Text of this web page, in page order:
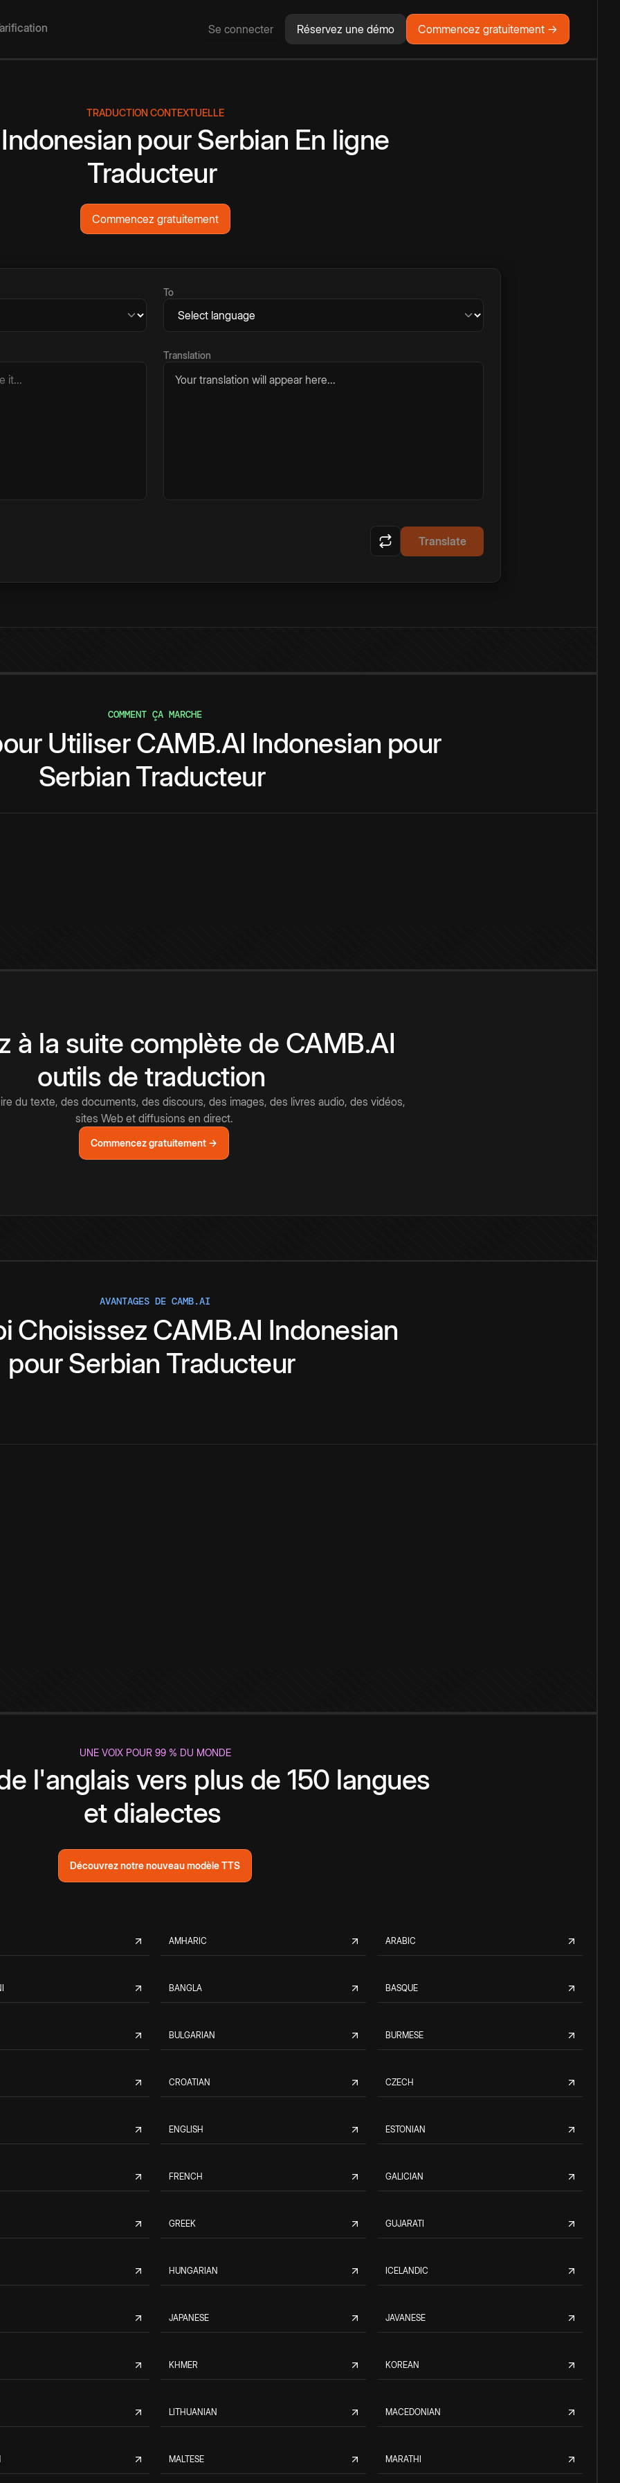
Se connecter Réservez une démo Commencez gratuitement →
TRADUCTION CONTEXTUELLE
Indonesian pourSerbian En ligne
Traducteur
Commencez gratuitement
To
Translation
Your translation will appear here...
Translate
COMMENT ÇA MARCHE
UtiliserCAMB.AI Indonesian pour
Serbian Traducteur
à la suite complète de CAMB.AI
outils de traduction
du texte, des documents, des discours, des images, des livres audio, des vidéos,
sites Web et diffusions en direct.
Commencez gratuitement →
AVANTAGES DE CAMB.AI
Choisissez CAMB.AI Indonesian
pourSerbian Traducteur
UNE VOIX POUR 99 % DU MONDE
l'anglais vers plus de 150 langues
et dialectes
Découvrez notre nouveau modèle TTS
AMHARIC ARABIC
BANGLA BASQUE
BULGARIAN BURMESE
CROATIAN CZECH
ENGLISH ESTONIAN
FRENCH GALICIAN
GREEK GUJARATI
HUNGARIAN ICELANDIC
JAPANESE JAVANESE
KHMER KOREAN
LITHUANIAN MACEDONIAN
MALTESE MARATHI